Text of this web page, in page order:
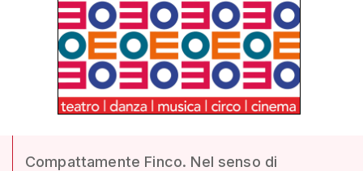
Compattamente Finco. Nel senso di